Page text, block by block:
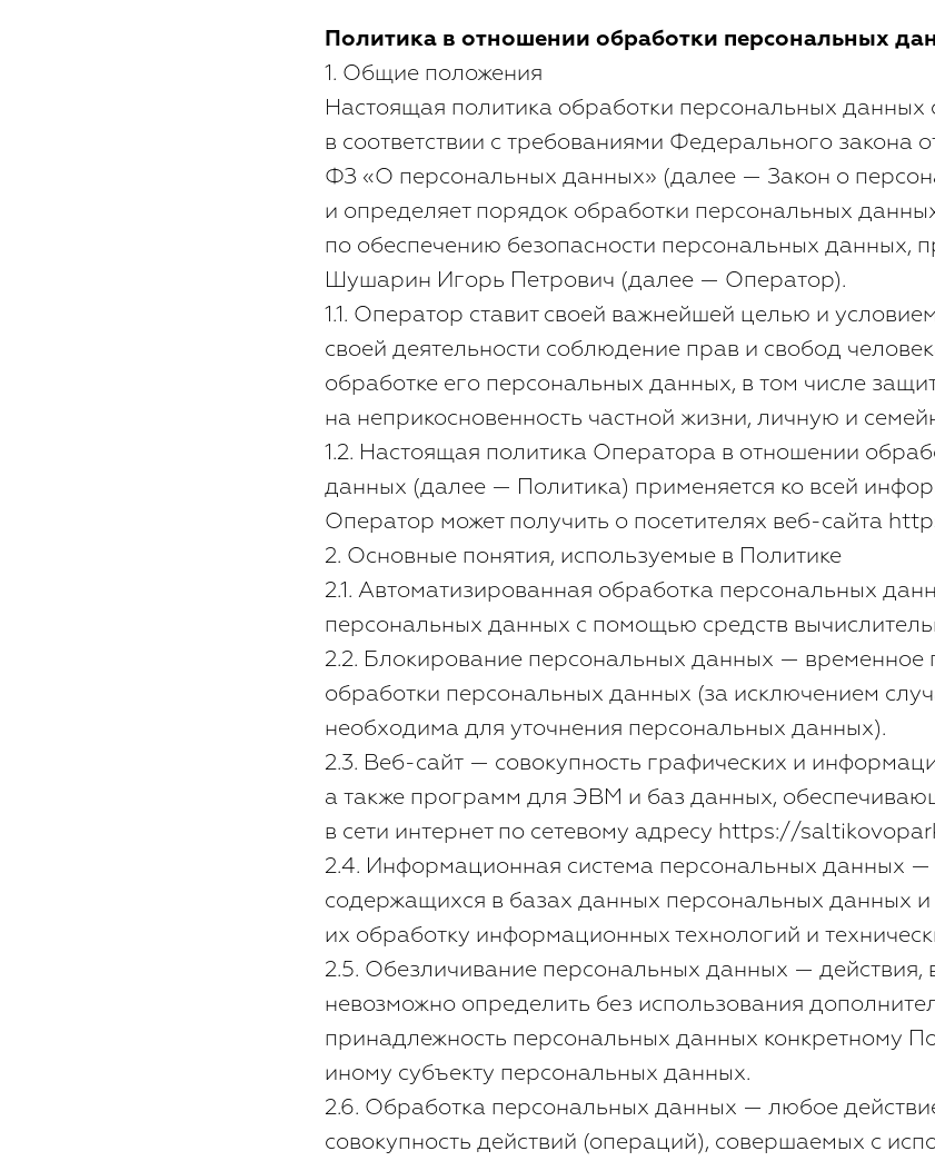
Политика в отношении обработки персональных
1. Общие положения
Настоящая политика обработки персональных данных
в соответствии с требованиями Федерального закона
ФЗ «О персональных данных» (далее — Закон о
и определяет порядок обработки персональных
по обеспечению безопасности персональных данных,
Шушарин Игорь Петрович (далее — Оператор).
1.1. Оператор ставит своей важнейшей целью и
своей деятельности соблюдение прав и свобод
обработке его персональных данных, в том числе
на неприкосновенность частной жизни, личную и
1.2. Настоящая политика Оператора в отношении
данных (далее — Политика) применяется ко всей
Оператор может получить о посетителях веб-сайта
2. Основные понятия, используемые в Политике
2.1. Автоматизированная обработка персональных
персональных данных с помощью средств
2.2. Блокирование персональных данных — временное
обработки персональных данных (за исключением
необходима для уточнения персональных данных).
2.3. Веб-сайт — совокупность графических и
а также программ для ЭВМ и баз данных,
в сети интернет по сетевому адресу https://
2.4. Информационная система персональных данных —
содержащихся в базах данных персональных данных
их обработку информационных технологий и
2.5. Обезличивание персональных данных — действия,
невозможно определить без использования
принадлежность персональных данных конкретному
иному субъекту персональных данных.
2.6. Обработка персональных данных — любое
совокупность действий (операций), совершаемых с